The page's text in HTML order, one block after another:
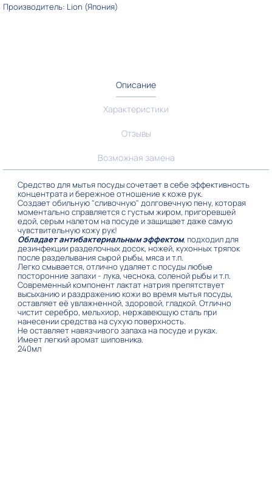
Производитель: Lion (Япония)
Описание
Характеристики
Отзывы
Возможная замена
Средство для мытья посуды сочетает в себе эффективность
концентрата и бережное отношение к коже рук.
Создает обильную "сливочную" долговечную пену, которая
моментально справляется с густым жиром, пригоревшей
едой, серым налетом на посуде и защищает даже самую
чувствительную кожу рук!
Обладает антибактериальным эффектом, подходил для
дезинфекции разделочных досок, ножей, кухонных тряпок
после разделывания сырой рыбы, мяса и т.п.
Легко смывается, отлично удаляет с посуды любые
посторонние запахи - лука, чеснока, соленой рыбы и т.п.
Современный компонент лактат натрия препятствует
высыханию и раздражению кожи во время мытья посуды,
оставляет её увлажненной, здоровой, гладкой. Отлично
чистит серебро, мельхиор, нержавеющую сталь при
нанесении средства на сухую поверхность.
Не оставляет навязчивого запаха на посуде и руках.
Имеет легкий аромат шиповника.
240мл